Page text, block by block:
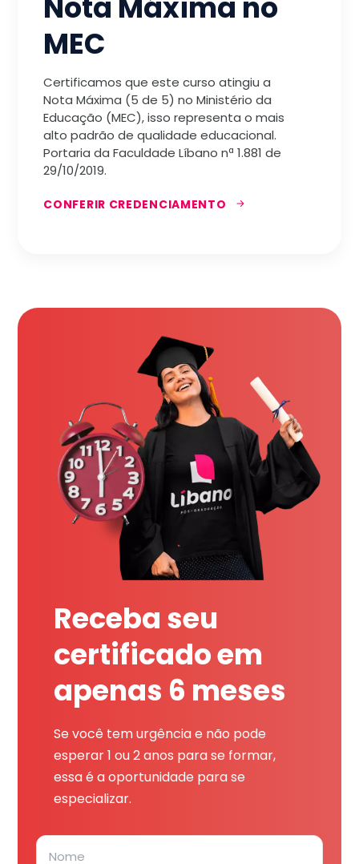
MEC
Certificamos que este curso atingiu a
Nota Máxima (5 de 5) no Ministério da
Educação (MEC), isso representa o mais
alto padrão de qualidade educacional.
Portaria da Faculdade Líbano nª 1.881 de
29/10/2019.
CONFERIR CREDENCIAMENTO
Receba seu
certificado em
apenas 6 meses
Se você tem urgência e não pode
esperar 1 ou 2 anos para se formar,
essa é a oportunidade para se
especializar.